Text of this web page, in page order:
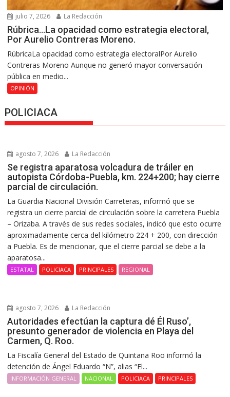
julio 7, 2026 La Redacción
Rúbrica…La opacidad como estrategia electoral,
Por Aurelio Contreras Moreno.
RúbricaLa opacidad como estrategia electoralPor Aurelio
Contreras Moreno Aunque no generó mayor conversación
pública en medio...
OPINIÓN
POLICIACA
agosto 7, 2026 La Redacción
Se registra aparatosa volcadura de tráiler en
autopista Córdoba-Puebla, km. 224+200; hay cierre
parcial de circulación.
La Guardia Nacional División Carreteras, informó que se
registra un cierre parcial de circulación sobre la carretera Puebla
– Orizaba. A través de sus redes sociales, indicó que esto ocurre
aproximadamente cerca del kilómetro 224 + 200, con dirección
a Puebla. Es de mencionar, que el cierre parcial se debe a la
aparatosa...
ESTATAL POLICIACA PRINCIPALES REGIONAL
agosto 7, 2026 La Redacción
Autoridades efectúan la captura dé Él Ruso’,
presunto generador de violencia en Playa del
Carmen, Q. Roo.
La Fiscalía General del Estado de Quintana Roo informó la
detención de Ángel Eduardo “N”, alias “El...
INFORMACIÓN GENERAL NACIONAL POLICIACA PRINCIPALES